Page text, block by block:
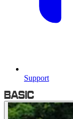
Support